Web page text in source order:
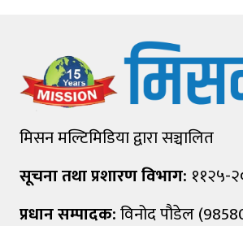
मिसन मल्टिमिडिया द्वारा सञ्चालित
सूचना तथा प्रशारण विभाग: ११२५-
प्रधान सम्पादक:विनोद पौडेल